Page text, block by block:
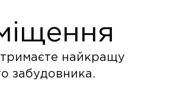
найкращу
забудовника.